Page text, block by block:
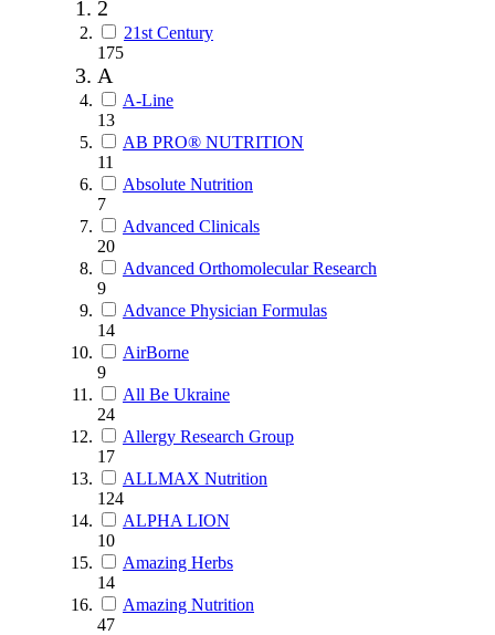
2
21st Century
175
A
A-Line
13
AB PRO® NUTRITION
11
Absolute Nutrition
7
Advanced Clinicals
20
Advanced Orthomolecular Research
9
Advance Physician Formulas
14
AirBorne
9
All Be Ukraine
24
Allergy Research Group
17
ALLMAX Nutrition
124
ALPHA LION
10
Amazing Herbs
14
Amazing Nutrition
47